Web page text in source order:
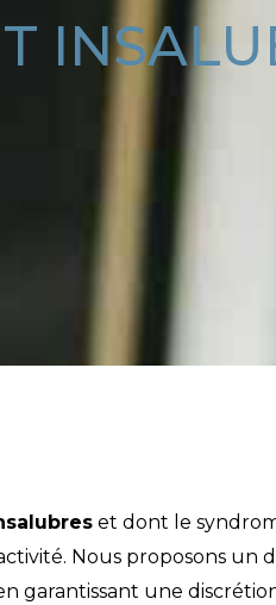
et dont le
Nous proposons un
garantissant une